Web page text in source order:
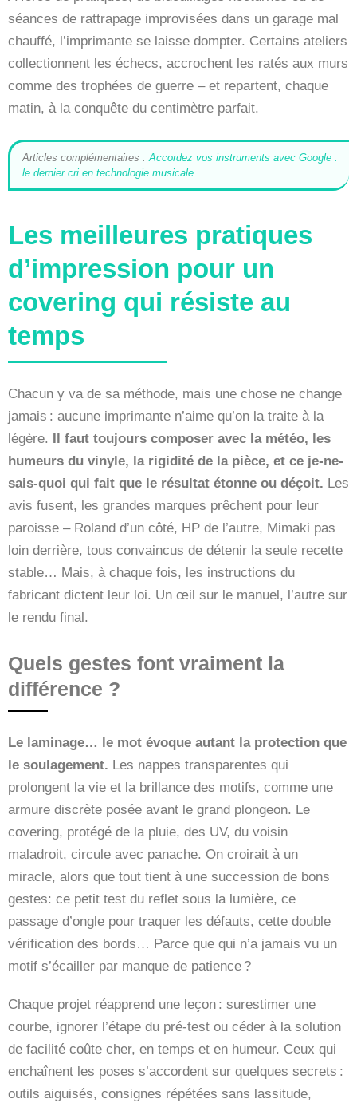
séances de rattrapage improvisées dans un garage mal
chauffé, l’imprimante se laisse dompter. Certains ateliers
collectionnent les échecs, accrochent les ratés aux murs
comme des trophées de guerre – et repartent, chaque
matin, à la conquête du centimètre parfait.
Articles complémentaires : Accordez vos instruments avec Google :
le dernier cri en technologie musicale
Les meilleures pratiques
d’impression pour un
covering qui résiste au
temps
Chacun y va de sa méthode, mais une chose ne change
jamais : aucune imprimante n’aime qu’on la traite à la
légère. Il faut toujours composer avec la météo, les
humeurs du vinyle, la rigidité de la pièce, et ce je-ne-
sais-quoi qui fait que le résultat étonne ou déçoit. Les
avis fusent, les grandes marques prêchent pour leur
paroisse – Roland d’un côté, HP de l’autre, Mimaki pas
loin derrière, tous convaincus de détenir la seule recette
stable… Mais, à chaque fois, les instructions du
fabricant dictent leur loi. Un œil sur le manuel, l’autre sur
le rendu final.
Quels gestes font vraiment la
différence ?
Le laminage… le mot évoque autant la protection que
le soulagement. Les nappes transparentes qui
prolongent la vie et la brillance des motifs, comme une
armure discrète posée avant le grand plongeon. Le
covering, protégé de la pluie, des UV, du voisin
maladroit, circule avec panache. On croirait à un
miracle, alors que tout tient à une succession de bons
gestes: ce petit test du reflet sous la lumière, ce
passage d’ongle pour traquer les défauts, cette double
vérification des bords… Parce que qui n’a jamais vu un
motif s’écailler par manque de patience ?
Chaque projet réapprend une leçon : surestimer une
courbe, ignorer l’étape du pré-test ou céder à la solution
de facilité coûte cher, en temps et en humeur. Ceux qui
enchaînent les poses s’accordent sur quelques secrets :
outils aiguisés, consignes répétées sans lassitude,